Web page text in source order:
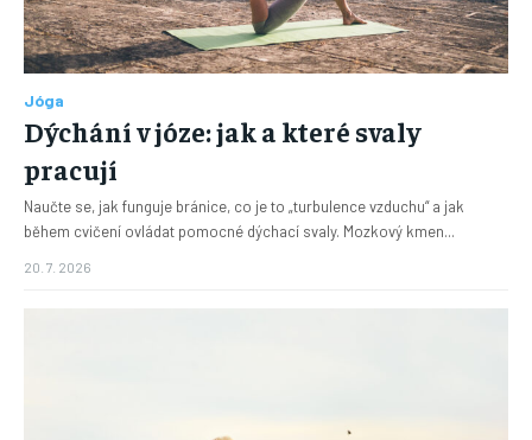
Jóga
Dýchání v józe: jak a které svaly
pracují
Naučte se, jak funguje bránice, co je to „turbulence vzduchu“ a jak
během cvičení ovládat pomocné dýchací svaly. Mozkový kmen...
20. 7. 2026